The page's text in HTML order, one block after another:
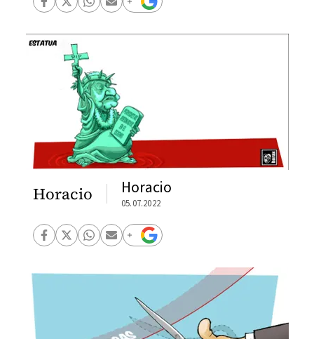
Horacio Horacio
05.07.2022